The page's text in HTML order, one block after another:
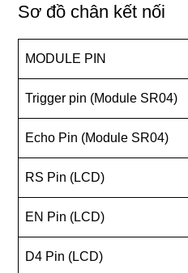
Sơ đồ chân kết nối
MODULE PIN
Trigger pin (Module SR04)
Echo Pin (Module SR04)
RS Pin (LCD)
EN Pin (LCD)
D4 Pin (LCD)